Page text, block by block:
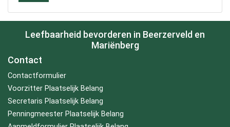
Leefbaarheid bevorderen in Beerzerveld en
Mariënberg
Contact
Contactformulier
Voorzitter Plaatselijk Belang
Secretaris Plaatselijk Belang
Penningmeester Plaatselijk Belang